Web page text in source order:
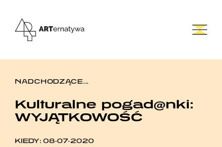
NADCHODZĄCE...
Kulturalne pogad@nki:
WYJĄTKOWOŚĆ
KIEDY:08-07-2020